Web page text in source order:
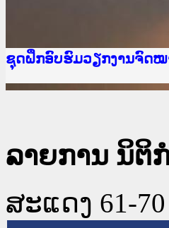
Ministry of Justice Lao
ເຜີຍແຜ່ວັບໄຊຈົດໝາຍເຫດ
ກະຊວງຍຸຕິທຳ
ຊຸດຝຶກອົບຮົມວຽກງານຈົດໝ
ກອງປະຊຸມທົບທວນຄືນການ
ຝຶກອົບຮົມ ຜູ່ປະສານງານວຽ
ຝຶກອົບຮົມ ຜູ່ປະສານງານວ
ເຜີຍແຜ່ແອັບກົດໝາຍລາວ
ເຜີຍແຜ່ແອັບກົດໝາຍລາວ
ຍົກລະດັບວຽກງານຈົດໝາຍ
ຊຸດຝຶກອົບຮົມວຽກງານຈົດໝ
ລາຍການ ນິຕິ
ສະແດງ 61-